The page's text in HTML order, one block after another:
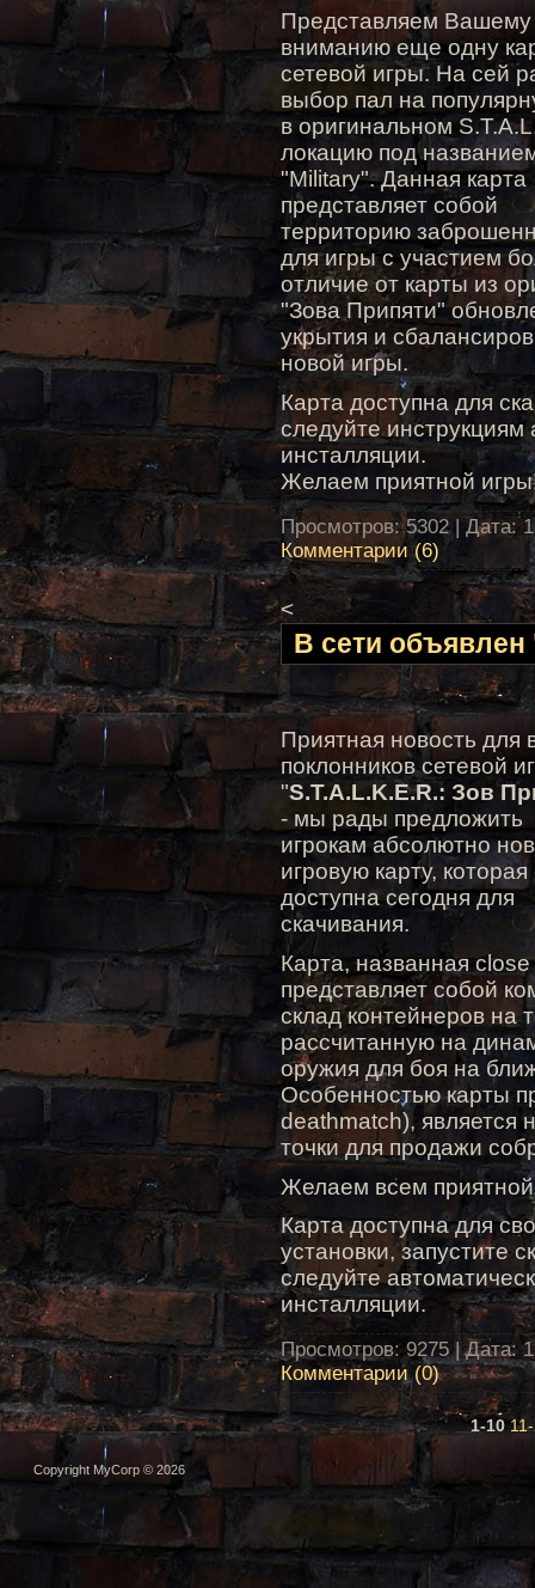
Представляем Вашему
вниманию еще одну
сетевой игры. На сей
выбор пал на
в оригинальном
локацию под
"Military". Данная карта
представляет собой
территорию
для игры с участием
отличие от карты из
"Зова Припяти"
укрытия и
новой игры.
Карта доступна для
следуйте
инсталляции.
Желаем приятной
Просмотров: 5302 | Дата:
Комментарии (6)
<
В сети
Приятная новость для
поклонников сетевой
"S.T.A.L.K.E.R.: Зов
- мы рады предложить
игрокам абсолютно
игровую карту, которая
доступна сегодня для
скачивания.
Карта, названная
представляет собой
склад контейнеров на
рассчитанную на
оружия для боя на
Особенностью карты
deathmatch), является
точки для продажи
Желаем всем
Карта доступна для
установки, запустите
следуйте
инсталляции.
Просмотров: 9275 | Дата:
Комментарии (0)
1-10
Copyright MyCorp © 2026